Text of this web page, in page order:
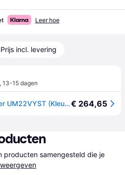
Leer hoe
Prijs incl. levering
, 13-15 dagen
Hikoki, Mengers, Handmixer UM22VYST (Kleurroerder + mortelroerder)€ 264,65
producten samengesteld die je